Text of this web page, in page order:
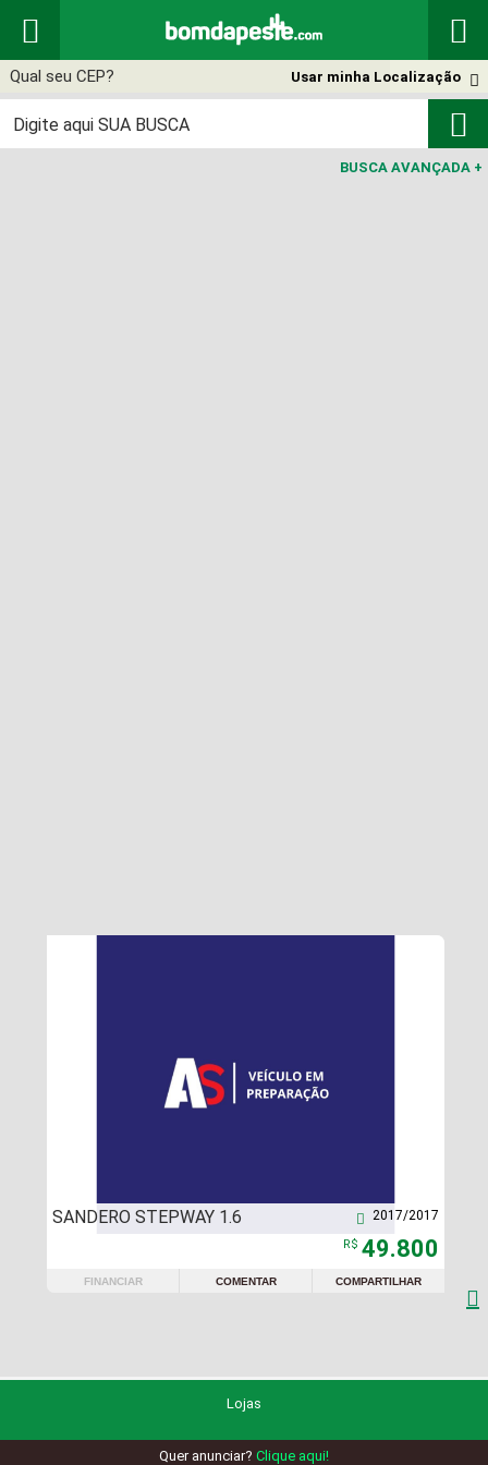
 

Usar minha Localização

BUSCA AVANÇADA +
SANDERO STEPWAY 1.6 2017/2017

R$ 49.800
FINANCIAR COMENTAR COMPARTILHAR

Lojas
Quer anunciar? Clique aqui!